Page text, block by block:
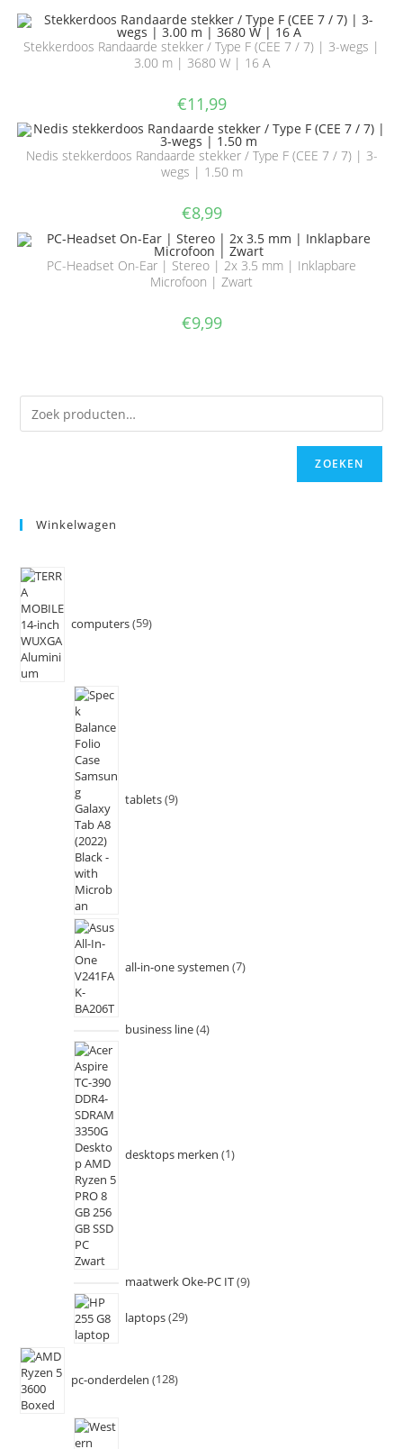
Stekkerdoos Randaarde stekker / Type F (CEE 7 / 7) | 3-wegs |
3.00 m | 3680 W | 16 A
€11,99
Nedis stekkerdoos Randaarde stekker / Type F (CEE 7 / 7) | 3-
wegs | 1.50 m
€8,99
PC-Headset On-Ear | Stereo | 2x 3.5 mm | Inklapbare
Microfoon | Zwart
€9,99
ZOEKEN
Winkelwagen
computers 59
tablets 9
all-in-one systemen 7
business line 4
desktops merken 1
maatwerk Oke-PC IT 9
laptops 29
pc-onderdelen 128